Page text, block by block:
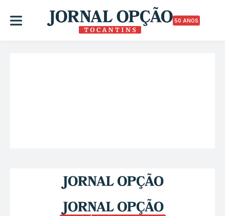
50 ANOS